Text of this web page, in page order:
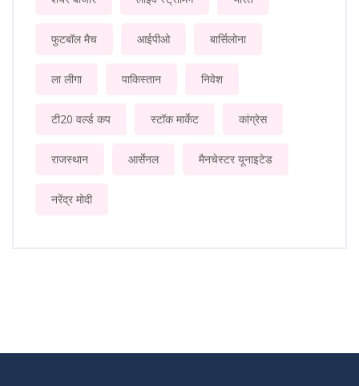
फुटबॉल मैच आईपीओ बार्सिलोना
ला लीगा पाकिस्तान निवेश
टी20 वर्ल्ड कप स्टॉक मार्केट कांग्रेस
राजस्थान आर्सेनल मैनचेस्टर यूनाइटेड
नरेंद्र मोदी